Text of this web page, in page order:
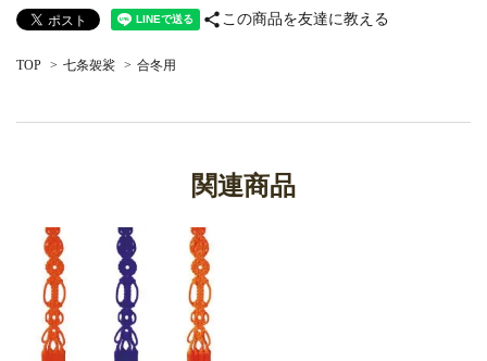
share この商品を友達に教える
TOP > 七条袈裟 > 合冬用
関連商品